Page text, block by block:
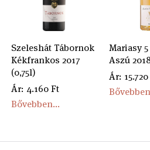
Szeleshát Tábornok
Kékfrankos 2017
(0,75l)
Ár: 4.160 Ft
Bővebben...
Mariasy
Aszú
Ár: